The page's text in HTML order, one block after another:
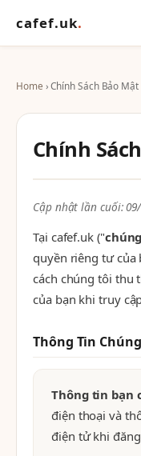
cafef.uk.
Home › Chính Sách Bảo Mật
Chính
Cập nhật lần cuối:
Tại cafef.uk ("
quyền riêng tư của
cách chúng tôi thu
của bạn khi truy
Thông Tin
Thông tin bạn
điện thoại và
điện tử khi